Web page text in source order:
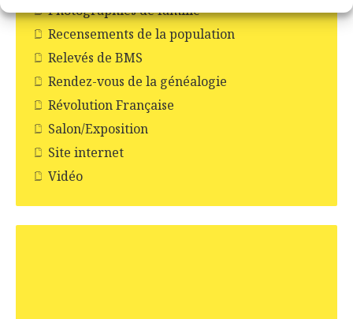
Photographies de famille
Recensements de la population
Relevés de BMS
Rendez-vous de la généalogie
Révolution Française
Salon/Exposition
Site internet
Vidéo